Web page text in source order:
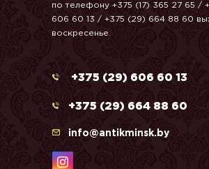
по телефону +375 (17) 365 27 65 /
606 60 13 / +375 (29) 664 88 60
воскресенье.
+375 (29) 606 60 13
+375 (29) 664 88 60
info@antikminsk.by